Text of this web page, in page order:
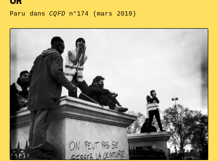
Paru dansCQFDn°174 (mars 2019)